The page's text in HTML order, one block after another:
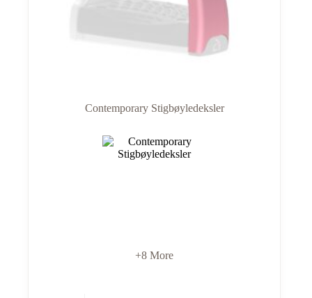
Contemporary Stigbøyledeksler
+8 More